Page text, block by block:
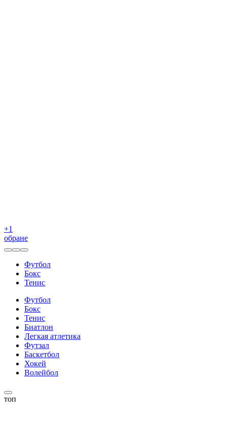
+1
обране
Футбол
Бокс
Тенис
Футбол
Бокс
Тенис
Биатлон
Легкая атлетика
Футзал
Баскетбол
Хокей
Волейбол
топ